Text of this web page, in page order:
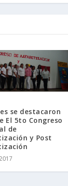
se destacaron
El 5to Congreso
de
y Post